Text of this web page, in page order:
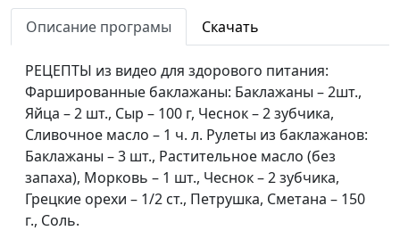
Салат «Солнечный» и
Анна Ронжина, Сергей
Кыстыбый с
картошкой
Анна Ронжина,
Надежда
Мартыканова
#18
Простой яблочный
пирог
Анна Ронжина, Елена
Варнавская
Фасоль в томате, салат
Описание програмы Скачать
РЕЦЕПТЫ из видео для здорового питания:
Фаршированные баклажаны: Баклажаны – 2шт.,
Яйца – 2 шт., Сыр – 100 г, Чеснок – 2 зубчика,
Сливочное масло – 1 ч. л. Рулеты из баклажанов:
Баклажаны – 3 шт., Растительное масло (без
запаха), Морковь – 1 шт., Чеснок – 2 зубчика,
Грецкие орехи – 1/2 ст., Петрушка, Сметана – 150
г., Соль.